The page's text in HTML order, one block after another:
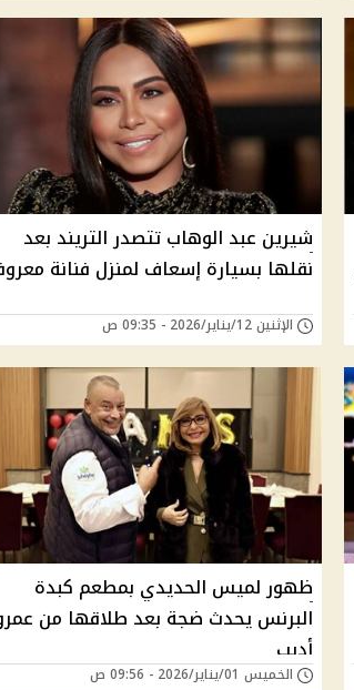
شيرين عبد الوهاب تتصدر التريند بعد
نقلها بسيارة إسعاف لمنزل فنانة
الإثنين 12/يناير/2026 - 09:35 ص
ظهور لميس الحديدي بمطعم كبدة
البرنس يحدث ضجة بعد طلاقها من
أديب
الخميس 01/يناير/2026 - 09:56 ص